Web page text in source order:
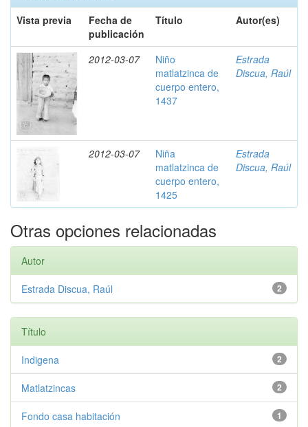
Vista previa
Fecha de
publicación
Título Autor(es)
2012-03-07
Niño
matlatzinca de
cuerpo entero,
1437
Estrada
Discua, Raúl
2012-03-07
Niña
matlatzinca de
cuerpo entero,
1425
Estrada
Discua, Raúl
Otras opciones relacionadas
Autor
2
Estrada Discua, Raúl
Título
2
Indigena
2
Matlatzincas
1
Fondo casa habitación